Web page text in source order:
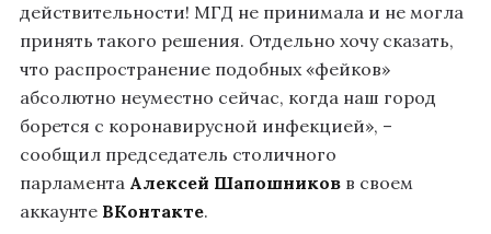
действительности! МГД не принимала и не могла
принять такого решения. Отдельно хочу сказать,
что распространение подобных «фейков»
абсолютно неуместно сейчас, когда наш город
борется с коронавирусной инфекцией», –
сообщил председатель столичного
парламента Алексей Шапошников в своем
аккаунте ВКонтакте.